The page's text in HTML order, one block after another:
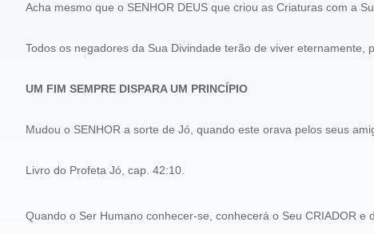
Acha mesmo que o SENHOR DEUS que criou as Criaturas com a
Todos os negadores da Sua Divindade terão de viver eternamente,
UM FIM SEMPRE DISPARA UM PRINCÍPIO
Mudou o SENHOR a sorte de Jó, quando este orava pelos seus
Livro do Profeta Jó, cap. 42:10.
Quando o Ser Humano conhecer-se, conhecerá o Seu CRIADOR